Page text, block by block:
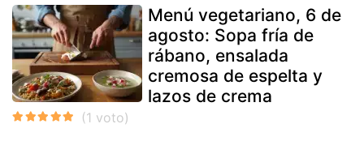
Menú vegetariano, 6 de
agosto: Sopa fría de
rábano, ensalada
cremosa de espelta y
lazos de crema